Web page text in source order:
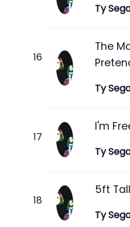
Ty
The
Ty
I'm
Ty
5ft Tall
Ty